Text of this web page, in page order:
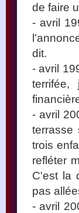
de faire
- avril
dit.
- avril
- avril
terrasse
trois
refléter
C'est la
pas
- avril